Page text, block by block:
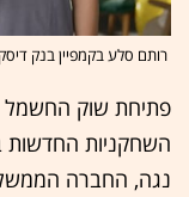
רותם סלע בקמפיין בנק
פתיחת שוק החשמל
השחקניות החדשות
נגה, החברה